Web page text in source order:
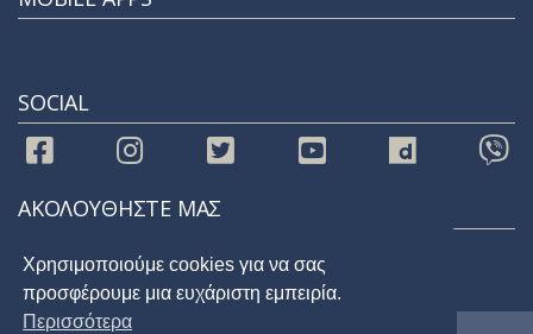
SOCIAL
ΑΚΟΛΟΥΘΗΣΤΕ ΜΑΣ
Χρησιμοποιούμε cookies για να σας
προσφέρουμε μια ευχάριστη εμπειρία.
Περισσότερα